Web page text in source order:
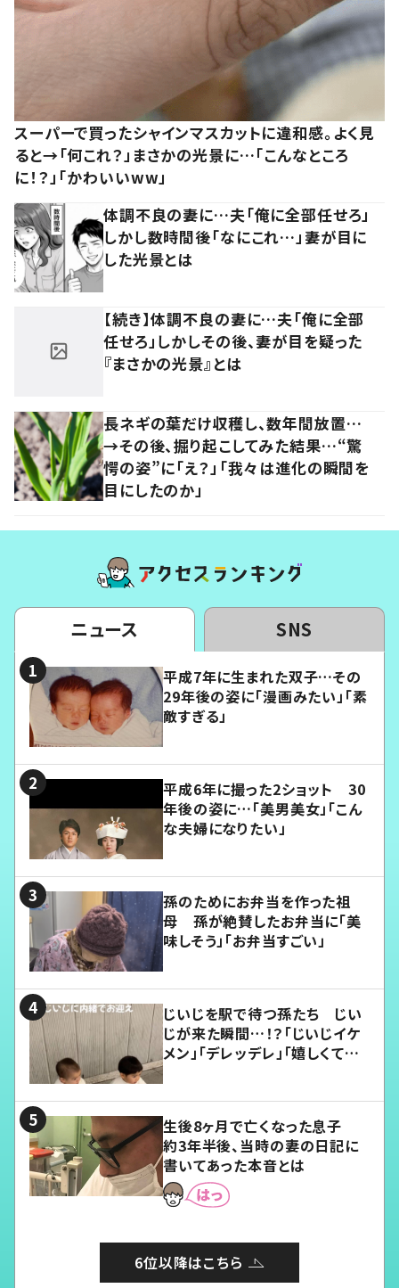
スーパーで買ったシャインマスカットに違和感。よく見
ると→「何これ？」まさかの光景に…「こんなところ
に！？」「かわいいww」
体調不良の妻に…夫「俺に全部任せろ」
しかし数時間後「なにこれ…」妻が目に
した光景とは
【続き】体調不良の妻に…夫「俺に全部
任せろ」しかしその後、妻が目を疑った
『まさかの光景』とは
長ネギの葉だけ収穫し、数年間放置…
→その後、掘り起こしてみた結果…“驚
愕の姿”に「え？」「我々は進化の瞬間を
目にしたのか」
ニュース SNS
平成7年に生まれた双子…その
29年後の姿に「漫画みたい」「素
敵すぎる」
平成6年に撮った2ショット 30
年後の姿に…「美男美女」「こん
な夫婦になりたい」
孫のためにお弁当を作った祖
母 孫が絶賛したお弁当に「美
味しそう」「お弁当すごい」
じいじを駅で待つ孫たち じい
じが来た瞬間…！？「じいじイケ
メン」「デレッデレ」「嬉しくて可
生後8ヶ月で亡くなった息子
約3年半後、当時の妻の日記に
書いてあった本音とは
6位以降はこちら